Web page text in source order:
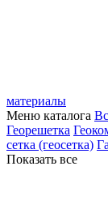
материалы
Меню каталога
Георешетка
сетка (геосетка)
Показать все